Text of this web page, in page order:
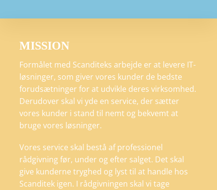
MISSION
Formålet med Scanditeks arbejde er at levere IT-
løsninger, som giver vores kunder de bedste
forudsætninger for at udvikle deres virksomhed.
Derudover skal vi yde en service, der sætter
vores kunder i stand til nemt og bekvemt at
bruge vores løsninger.
Vores service skal bestå af professionel
rådgivning før, under og efter salget. Det skal
give kunderne tryghed og lyst til at handle hos
Scanditek igen. I rådgivningen skal vi tage